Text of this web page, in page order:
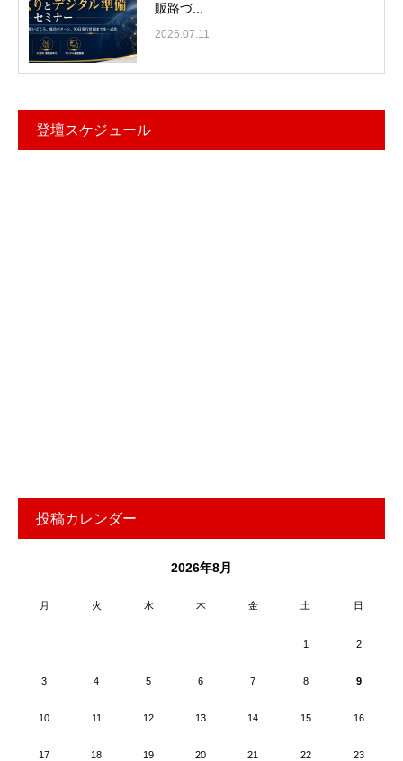
販路づ...
2026.07.11
登壇スケジュール
投稿カレンダー
2026年8月
月 火 水 木 金 土 日
1 2
3 4 5 6 7 8 9
10 11 12 13 14 15 16
17 18 19 20 21 22 23